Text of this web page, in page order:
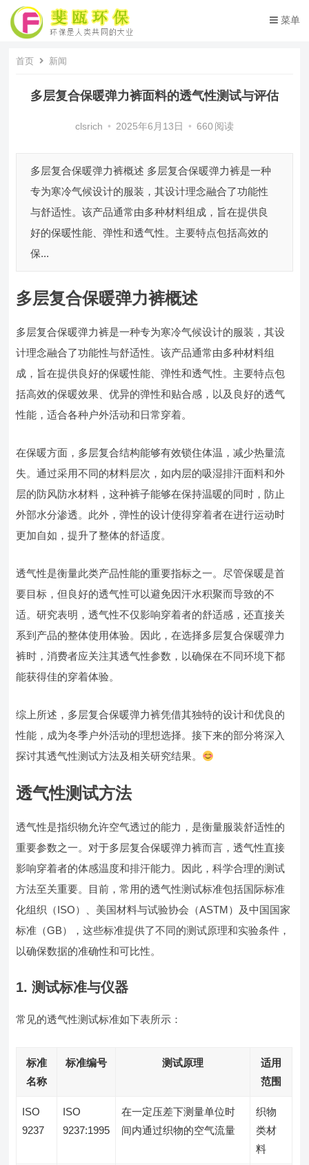
菜单
首页 新闻
多层复合保暖弹力裤面料的透气性测试与评估
clsrich • 2025年6月13日 • 660 阅读
多层复合保暖弹力裤概述 多层复合保暖弹力裤是一种
专为寒冷气候设计的服装，其设计理念融合了功能性
与舒适性。该产品通常由多种材料组成，旨在提供良
好的保暖性能、弹性和透气性。主要特点包括高效的
保...
多层复合保暖弹力裤概述
多层复合保暖弹力裤是一种专为寒冷气候设计的服装，其设
计理念融合了功能性与舒适性。该产品通常由多种材料组
成，旨在提供良好的保暖性能、弹性和透气性。主要特点包
括高效的保暖效果、优异的弹性和贴合感，以及良好的透气
性能，适合各种户外活动和日常穿着。
在保暖方面，多层复合结构能够有效锁住体温，减少热量流
失。通过采用不同的材料层次，如内层的吸湿排汗面料和外
层的防风防水材料，这种裤子能够在保持温暖的同时，防止
外部水分渗透。此外，弹性的设计使得穿着者在进行运动时
更加自如，提升了整体的舒适度。
透气性是衡量此类产品性能的重要指标之一。尽管保暖是首
要目标，但良好的透气性可以避免因汗水积聚而导致的不
适。研究表明，透气性不仅影响穿着者的舒适感，还直接关
系到产品的整体使用体验。因此，在选择多层复合保暖弹力
裤时，消费者应关注其透气性参数，以确保在不同环境下都
能获得佳的穿着体验。
综上所述，多层复合保暖弹力裤凭借其独特的设计和优良的
性能，成为冬季户外活动的理想选择。接下来的部分将深入
探讨其透气性测试方法及相关研究结果。
透气性测试方法
透气性是指织物允许空气透过的能力，是衡量服装舒适性的
重要参数之一。对于多层复合保暖弹力裤而言，透气性直接
影响穿着者的体感温度和排汗能力。因此，科学合理的测试
方法至关重要。目前，常用的透气性测试标准包括国际标准
化组织（ISO）、美国材料与试验协会（ASTM）及中国国家
标准（GB），这些标准提供了不同的测试原理和实验条件，
以确保数据的准确性和可比性。
1. 测试标准与仪器
常见的透气性测试标准如下表所示：
标准
名称
标准编号 测试原理
适用
范围
ISO
9237
ISO
9237:1995
在一定压差下测量单位时
间内通过织物的空气流量
织物
类材
料